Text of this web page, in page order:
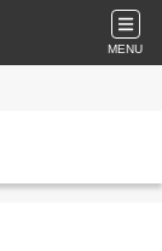
MENU